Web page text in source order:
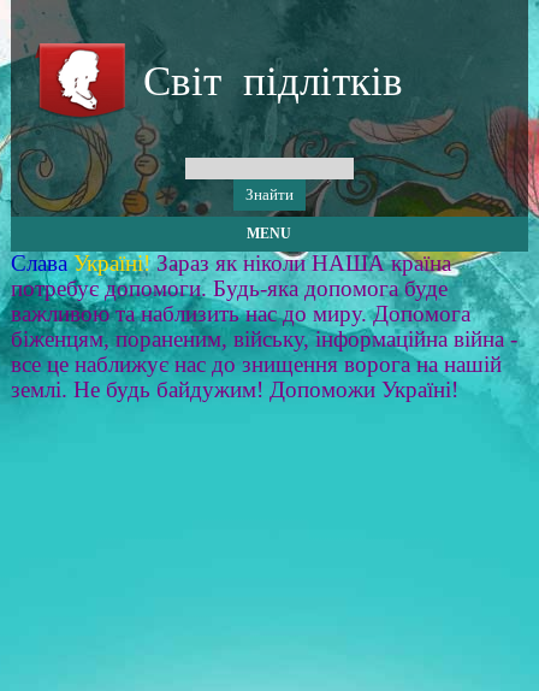
Світ підлітків
MENU
Слава Україні! Зараз як ніколи НАША країна
потребує допомоги. Будь-яка допомога буде
важливою та наблизить нас до миру. Допомога
біженцям, пораненим, війську, інформаційна війна -
все це наближує нас до знищення ворога на нашій
землі. Не будь байдужим! Допоможи Україні!